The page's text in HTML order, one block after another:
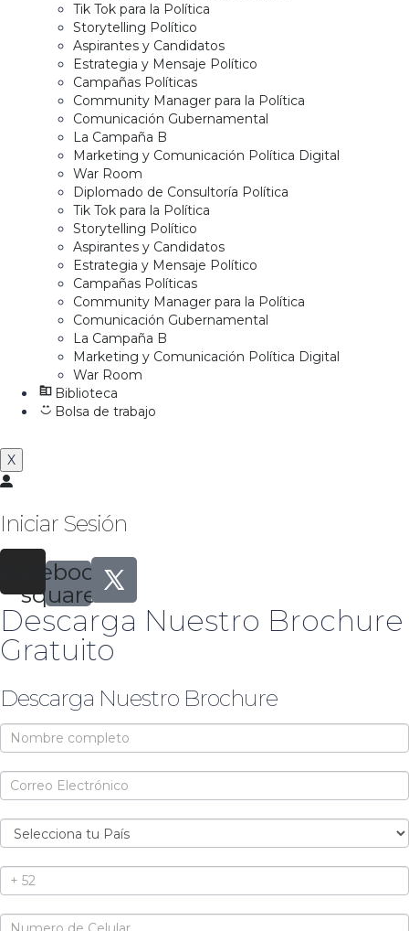
Tik Tok para la Política
Storytelling Político
Aspirantes y Candidatos
Estrategia y Mensaje Político
Campañas Políticas
Community Manager para la Política
Comunicación Gubernamental
La Campaña B
Marketing y Comunicación Política Digital
War Room
Diplomado de Consultoría Política
Tik Tok para la Política
Storytelling Político
Aspirantes y Candidatos
Estrategia y Mensaje Político
Campañas Políticas
Community Manager para la Política
Comunicación Gubernamental
La Campaña B
Marketing y Comunicación Política Digital
War Room
Biblioteca
Bolsa de trabajo
X
Iniciar Sesión
Facebook-
square
Descarga Nuestro Brochure
Gratuito
Descarga Nuestro Brochure
Brochure